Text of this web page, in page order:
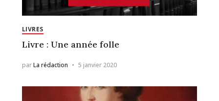
LIVRES
Livre : Une année folle
parLa rédaction 5 janvier 2020